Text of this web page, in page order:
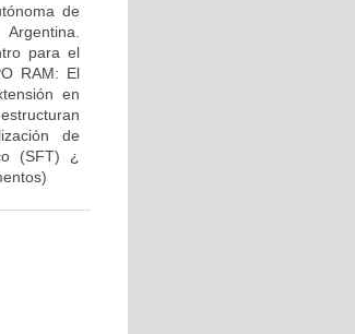
de
para el
RAM: El
en
de
(SFT) ¿